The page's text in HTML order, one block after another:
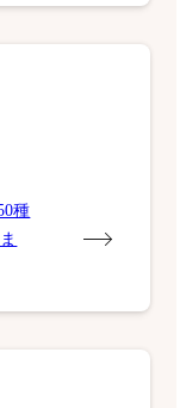
種